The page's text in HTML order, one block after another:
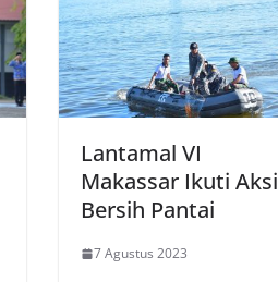
Lantamal VI
Makassar Ikuti Aksi
Bersih Pantai
7 Agustus 2023